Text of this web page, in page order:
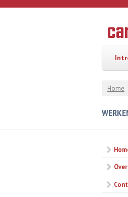
Overslaan en naar de inhoud gaan
van de
U
Home